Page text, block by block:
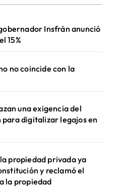
Insfrán anunció
15%
no coincide con la
una exigencia del
digitalizar legajos en
propiedad privada ya
y reclamó el
la propiedad